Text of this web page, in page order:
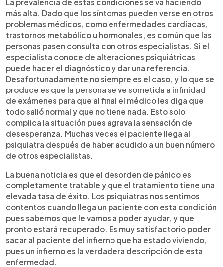
La prevalencia de estas condiciones se va haciendo
más alta. Dado que los síntomas pueden verse en otros
problemas médicos, como enfermedades cardíacas,
trastornos metabólico u hormonales, es común que las
personas pasen consulta con otros especialistas. Si el
especialista conoce de alteraciones psiquiátricas
puede hacer el diagnóstico y dar una referencia.
Desafortunadamente no siempre es el caso, y lo que se
produce es que la persona se ve sometida a infinidad
de exámenes para que al final el médico les diga que
todo salió normal y que no tiene nada. Esto solo
complica la situación pues agrava la sensación de
desesperanza. Muchas veces el paciente llega al
psiquiatra después de haber acudido a un buen número
de otros especialistas.
La buena noticia es que el desorden de pánico es
completamente tratable y que el tratamiento tiene una
elevada tasa de éxito. Los psiquiatras nos sentimos
contentos cuando llega un paciente con esta condición
pues sabemos que le vamos a poder ayudar, y que
pronto estará recuperado. Es muy satisfactorio poder
sacar al paciente del infierno que ha estado viviendo,
pues un infierno es la verdadera descripción de esta
enfermedad.